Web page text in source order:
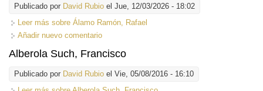
Publicado por David Rubio el Jue, 12/03/2026 - 18:02
Leer más sobre Álamo Ramón, Rafael
Añadir nuevo comentario
Alberola Such, Francisco
Publicado por David Rubio el Vie, 05/08/2016 - 16:10